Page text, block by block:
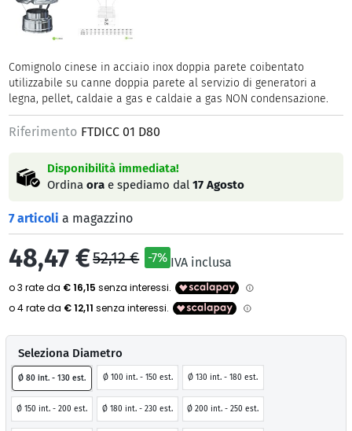
Comignolo cinese in acciaio inox doppia parete coibentato
utilizzabile su canne doppia parete al servizio di generatori a
legna, pellet, caldaie a gas e caldaie a gas NON condensazione.
Riferimento FTDICC 01 D80
Disponibilità immediata!
Ordinaora e spediamo dal17 Agosto
7 articolia magazzino
48,47 €52,12 € -7% IVA inclusa
Seleziona Diametro
Ø 80 int. - 130 est. Ø 100 int. - 150 est. Ø 130 int. - 180 est.
Ø 150 int. - 200 est. Ø 180 int. - 230 est. Ø 200 int. - 250 est.